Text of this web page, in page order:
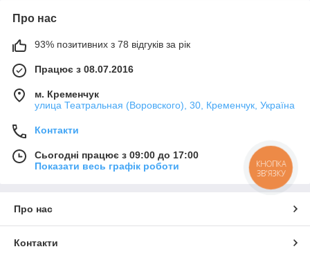
Про нас
93% позитивних з 78 відгуків за рік
Працює з 08.07.2016
м. Кременчук
улица Театральная (Воровского), 30, Кременчук, Україна
Контакти
Сьогодні працює з 09:00 до 17:00
Показати весь графік роботи
Про нас
Контакти
КНОПКА
ЗВ'ЯЗКУ